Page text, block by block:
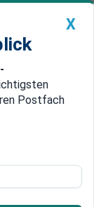
Premium
X
Postfach